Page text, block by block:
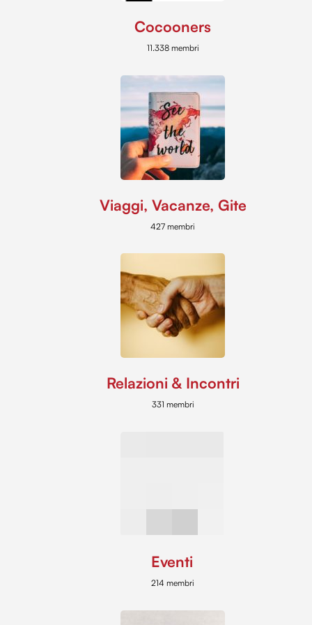
Cocooners
11.338 membri
Viaggi, Vacanze, Gite
427 membri
Relazioni & Incontri
331 membri
Eventi
214 membri